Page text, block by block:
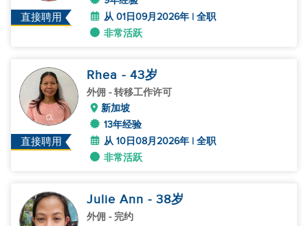
直接聘用
从 01日09月2026年 | 全职
非常活跃
直接聘用
Rhea - 43岁
外佣 - 转移工作许可
新加坡
13年经验
从 10日08月2026年 | 全职
非常活跃
Julie Ann - 38岁
外佣 - 完约